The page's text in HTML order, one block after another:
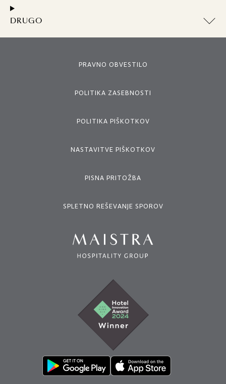
DRUGO
PRAVNO OBVESTILO
POLITIKA ZASEBNOSTI
POLITIKA PIŠKOTKOV
NASTAVITVE PIŠKOTKOV
PISNA PRITOŽBA
SPLETNO REŠEVANJE SPOROV